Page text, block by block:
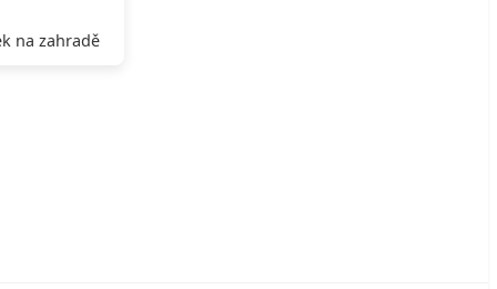
na zahradě